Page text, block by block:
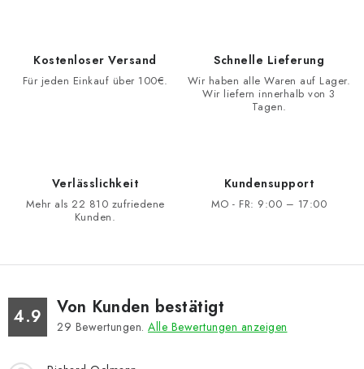
Kostenloser Versand
Für jeden Einkauf über 100€.
Schnelle Lieferung
Wir haben alle Waren auf Lager.
Wir liefern innerhalb von 3
Tagen.
Verlässlichkeit
Mehr als 22 810 zufriedene
Kunden.
Kundensupport
MO - FR: 9:00 – 17:00
4.9 Von Kunden bestätigt
29 Bewertungen. Alle Bewertungen anzeigen